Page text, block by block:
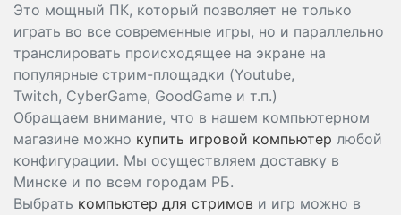
Это мощный ПК, который позволяет не только
играть во все современные игры, но и параллельно
транслировать происходящее на экране на
популярные стрим-площадки (Youtube,
Twitch, CyberGame, GoodGame и т.п.)
Обращаем внимание, что в нашем компьютерном
магазине можно купить игровой компьютер любой
конфигурации. Мы осуществляем доставку в
Минске и по всем городам РБ.
Выбрать компьютер для стримов и игр можно в